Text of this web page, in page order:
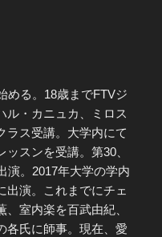
める。18歳までFTVジ
ル・カニュカ、ミロス
ラス受講。大学内にて
スンを受講。第30、
演。2017年大学の学内
出演。これまでにチェ
室内楽を百武由紀、
各氏に師事。現在、愛